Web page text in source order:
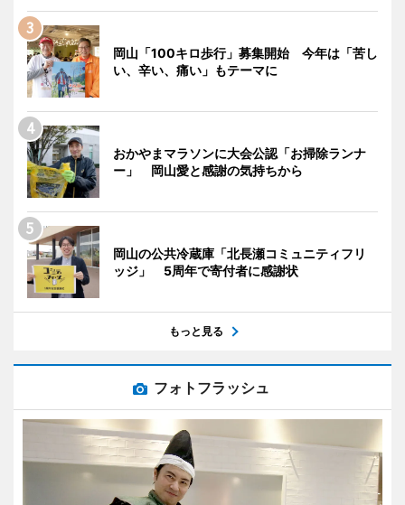
岡山「100キロ歩行」募集開始 今年は「苦し
い、辛い、痛い」もテーマに
おかやまマラソンに大会公認「お掃除ランナ
ー」 岡山愛と感謝の気持ちから
岡山の公共冷蔵庫「北長瀬コミュニティフリ
ッジ」 5周年で寄付者に感謝状
もっと見る
フォトフラッシュ